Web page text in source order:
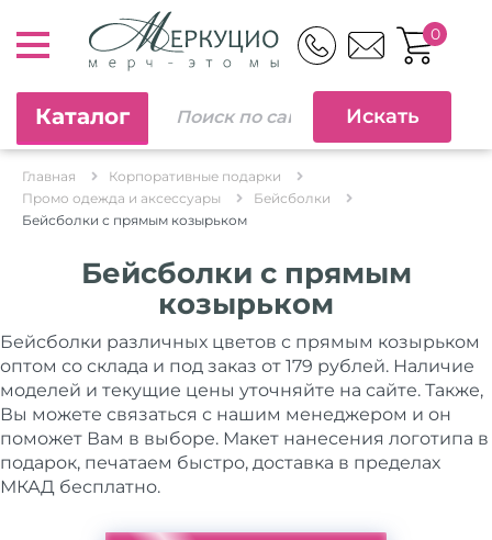
0
Каталог
Главная
Корпоративные подарки
Промо одежда и аксессуары
Бейсболки
Бейсболки с прямым козырьком
Бейсболки с прямым
козырьком
Бейсболки различных цветов с прямым козырьком
оптом со склада и под заказ от 179 рублей. Наличие
моделей и текущие цены уточняйте на сайте. Также,
Вы можете связаться с нашим менеджером и он
поможет Вам в выборе. Макет нанесения логотипа в
подарок, печатаем быстро, доставка в пределах
МКАД бесплатно.